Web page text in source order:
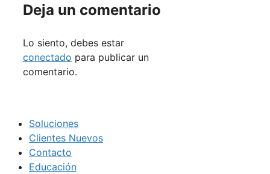
Deja un comentario
Lo siento, debes estar
conectado para publicar un
comentario.
Soluciones
Clientes Nuevos
Contacto
Educación